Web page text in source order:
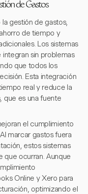
de Gastos
gestión de gastos,
de tiempo y
Los sistemas
sin problemas
que todos los
Esta integración
real y reduce la
que es una fuente
el cumplimiento
marcar gastos fuera
estos sistemas
que ocurran. Aunque
Online y Xero para
optimizando el